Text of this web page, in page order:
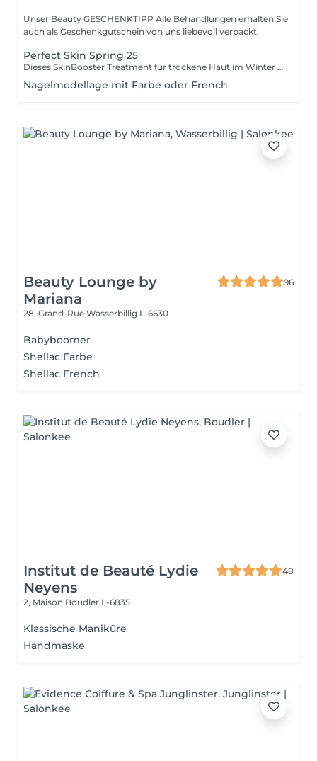
Unser Beauty GESCHENKTIPP Alle Behandlungen erhalten Sie
auch als Geschenkgutschein von uns liebevoll verpackt.
Perfect Skin Spring 25
Dieses SkinBooster Treatment für trockene Haut im Winter ist Ihr perfekter einstieg in den Sommer. Starten Sie das Jahr mit Ihrem persönlichem Sommerglow und strahlen Sie mit der Sonne um die Wette.
Nagelmodellage mit Farbe oder French
Beauty Lounge by
Mariana
96
28, Grand-Rue Wasserbillig L-6630
Babyboomer
Shellac Farbe
Shellac French
Institut de Beauté Lydie
Neyens
48
2, Maison Boudler L-6835
Klassische Maniküre
Handmaske